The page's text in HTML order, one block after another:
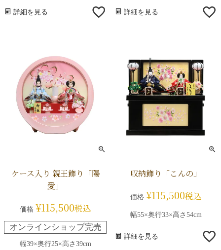
詳細を見る 詳細を見る
ケース入り 親王飾り「陽
愛」
価格 ¥115,500税込
オンラインショップ完売
幅39×奥行25×高さ39cm
収納飾り「こんの」
価格 ¥115,500税込
幅55×奥行33×高さ54cm
詳細を見る